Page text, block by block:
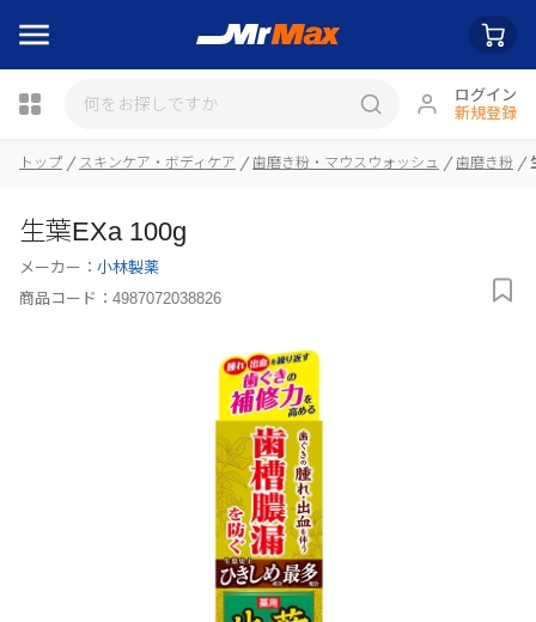
ログイン
新規登録
瓶詰
トップ スキンケア・ボディケア 歯磨き粉・マウスウォッシュ 歯磨き粉
生葉EXa 100g
メーカー： 小林製薬
商品コード： 4987072038826